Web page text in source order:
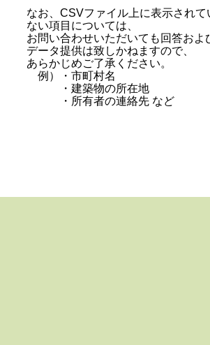
なお、CSVファイル上に表示されて
ない項目については、
お問い合わせいただいても回答およ
データ提供は致しかねますので、
あらかじめご了承ください。
例）・市町村名
・建築物の所在地
・所有者の連絡先 など